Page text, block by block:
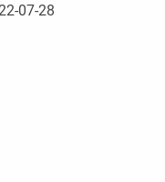
07-28